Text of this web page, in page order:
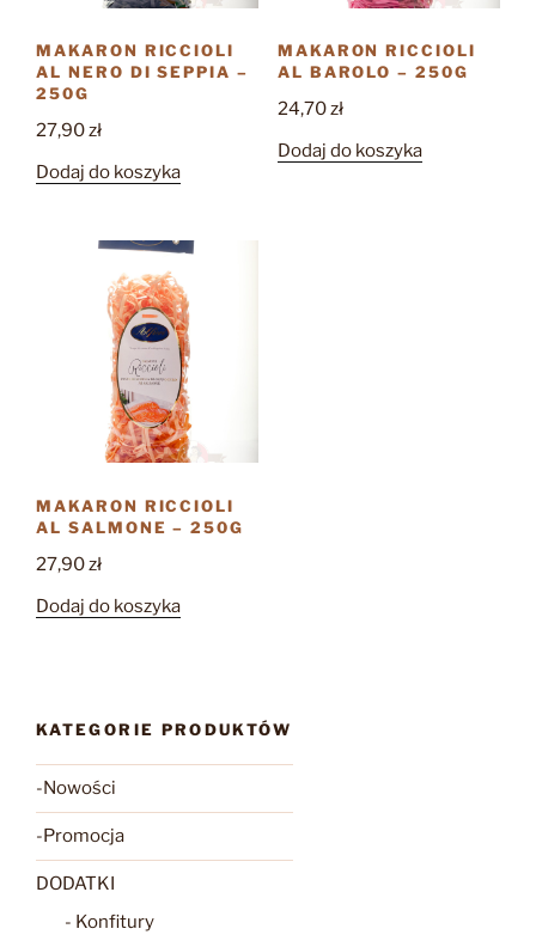
MAKARON RICCIOLI
AL NERO DI SEPPIA –
250G
27,90zł
Dodaj do koszyka
MAKARON RICCIOLI
AL BAROLO – 250G
24,70zł
Dodaj do koszyka
MAKARON RICCIOLI
AL SALMONE – 250G
27,90zł
Dodaj do koszyka
KATEGORIE PRODUKTÓW
-Nowości
-Promocja
DODATKI
- Konfitury